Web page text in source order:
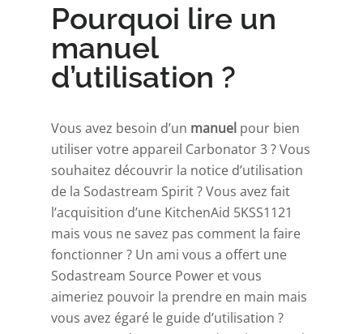
Pourquoi lire un
manuel
d’utilisation ?
Vous avez besoin d’un manuel pour bien
utiliser votreappareil Carbonator 3? Vous
souhaitez découvrir la notice d’utilisation
de la Sodastream Spirit? Vous avez fait
l’acquisition d’une KitchenAid 5KSS1121
mais vous ne savez pas comment la faire
fonctionner ? Un ami vous a offert une
Sodastream Source Poweret vous
aimeriez pouvoir la prendre en main mais
vous avez égaré le guide d’utilisation ?